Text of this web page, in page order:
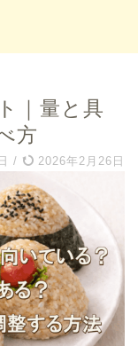
｜量と具
方
/ 2026年2月26日